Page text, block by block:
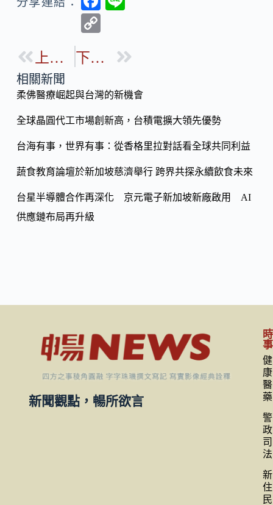
b
o
k
p
Li
n
k
上一篇 下一篇
相關新聞
柔佛醫療崛起與台灣的新機會
全球晶圓代工市場創新高，台積電擴大領先優勢
台海有事，世界有事：從香格里拉對話看全球共同利益
蔬食教育論壇於新加坡慈濟舉行 跨界共探永續飲食未來
台星半導體合作再深化 京元電子新加坡新廠啟用 AI
供應鏈布局再升級
新聞觀點，暢所欲言
時
事
健
康
醫
藥
警
政
司
法
新
住
民